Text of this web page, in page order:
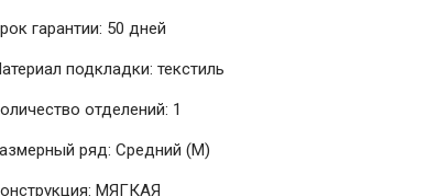
гарантии: 50 дней
подкладки: текстиль
отделений: 1
ряд: Средний (M)
МЯГКАЯ